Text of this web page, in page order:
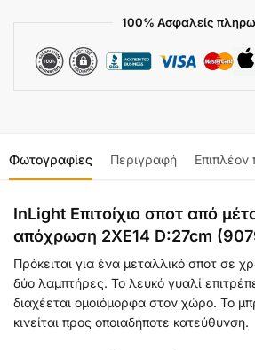
100% Ασφαλείς
Φωτογραφίες Περιγραφή Επιπλέον
InLight Επιτοίχιο σποτ από
απόχρωση 2XE14 D:27cm
Πρόκειται για ένα μεταλλικό σποτ σε
δύο λαμπτήρες. Το λευκό γυαλί
διαχέεται ομοιόμορφα στον χώρο. Το
κινείται προς οποιαδήποτε κατεύθυνση.